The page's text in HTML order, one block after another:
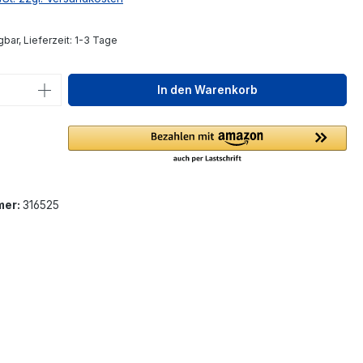
Lieferzeit: 1-3 Tage
Anzahl: Gib den gewünschten Wert
In den Warenkorb
316525